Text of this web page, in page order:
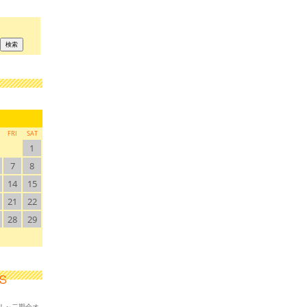
FRI SAT
1
7
8
14
15
21
22
28
29